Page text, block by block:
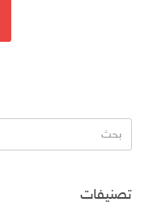
البحث
عن:
تصنيفات